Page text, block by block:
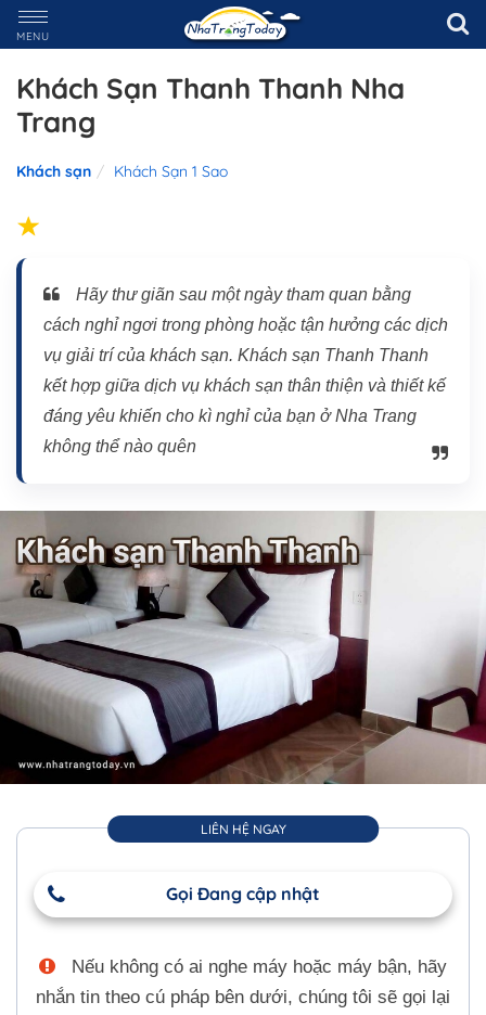
MENU
Khách Sạn Thanh Thanh Nha
Trang
Khách sạn Khách Sạn 1 Sao
Hãy thư giãn sau một ngày tham quan bằng
cách nghỉ ngơi trong phòng hoặc tận hưởng các dịch
vụ giải trí của khách sạn. Khách sạn Thanh Thanh
kết hợp giữa dịch vụ khách sạn thân thiện và thiết kế
đáng yêu khiến cho kì nghỉ của bạn ở Nha Trang
không thể nào quên
LIÊN HỆ NGAY
Gọi Đang cập nhật
Nếu không có ai nghe máy hoặc máy bận, hãy
nhắn tin theo cú pháp bên dưới, chúng tôi sẽ gọi lại